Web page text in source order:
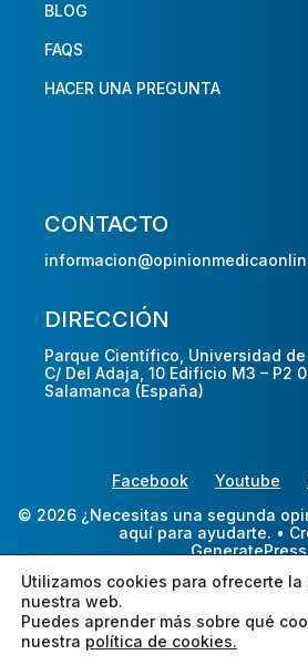
BLOG
FAQS
HACER UNA PREGUNTA
CONTACTO
DIRECCIÓN
Parque Científico, Universidad
C/ Del Adaja, 10 Edificio M3 – P2
Salamanca (España)
Facebook Youtube
© 2026 ¿Necesitas una segunda
aquí para ayudarte. •
GeneratePress
Utilizamos cookies para ofrecerte la
nuestra web.
Puedes aprender más sobre qué
nuestra política de cookies.